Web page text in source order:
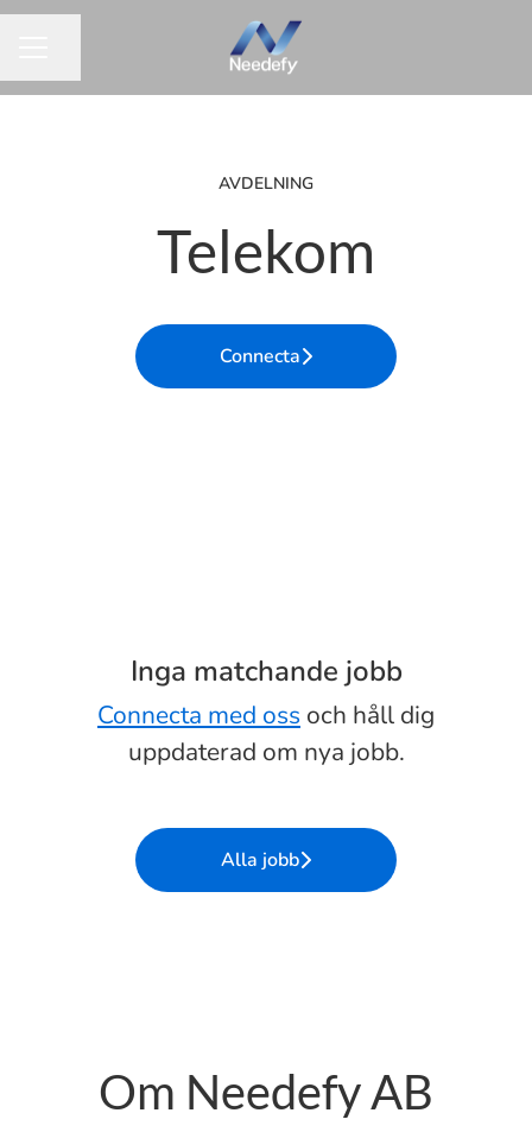
AVDELNING
Telekom
Connecta
Inga matchande jobb
Connecta med oss och håll dig
uppdaterad om nya jobb.
Alla jobb
Om Needefy AB